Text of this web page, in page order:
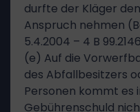
durfte der Kläger
Anspruch nehmen
5.4.2004 – 4 B
(e) Auf die
des Abfallbesitzers
Personen kommt es
Gebührenschuld